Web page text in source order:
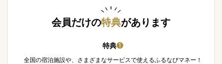
会員だけの特典があります
特典❶
全国の宿泊施設や、さまざまなサービスで使えるふるなびマネー！